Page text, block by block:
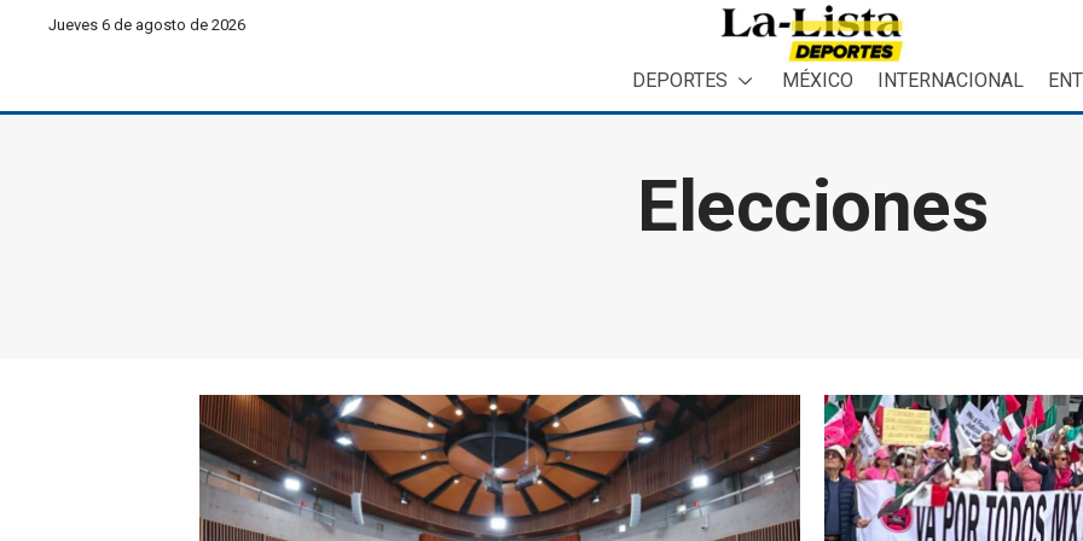
Jueves 6 de agosto de 2026
DEPORTES MÉXICO INTERNACIONAL
Elecciones